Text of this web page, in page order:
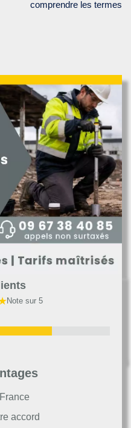
comprendre les termes
Note sur 5
accord